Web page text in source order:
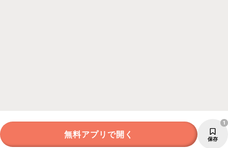
無料アプリで開く 保存
1